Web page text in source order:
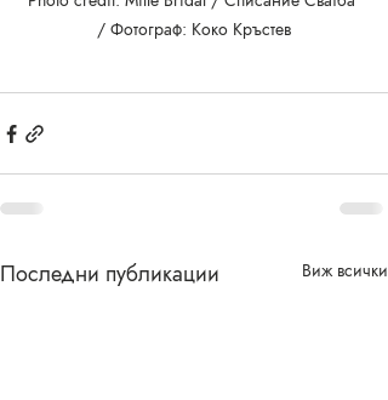
/ Фотограф: Коко Кръстев
Последни публикации Виж всички